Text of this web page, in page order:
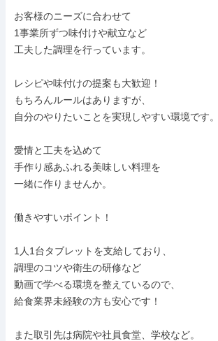
お客様のニーズに合わせて
1事業所ずつ味付けや献立など
工夫した調理を行っています。
レシピや味付けの提案も大歓迎！
もちろんルールはありますが、
自分のやりたいことを実現しやすい環境です。
愛情と工夫を込めて
手作り感あふれる美味しい料理を
一緒に作りませんか。
働きやすいポイント！
1人1台タブレットを支給しており、
調理のコツや衛生の研修など
動画で学べる環境を整えているので、
給食業界未経験の方も安心です！
また取引先は病院や社員食堂、学校など。